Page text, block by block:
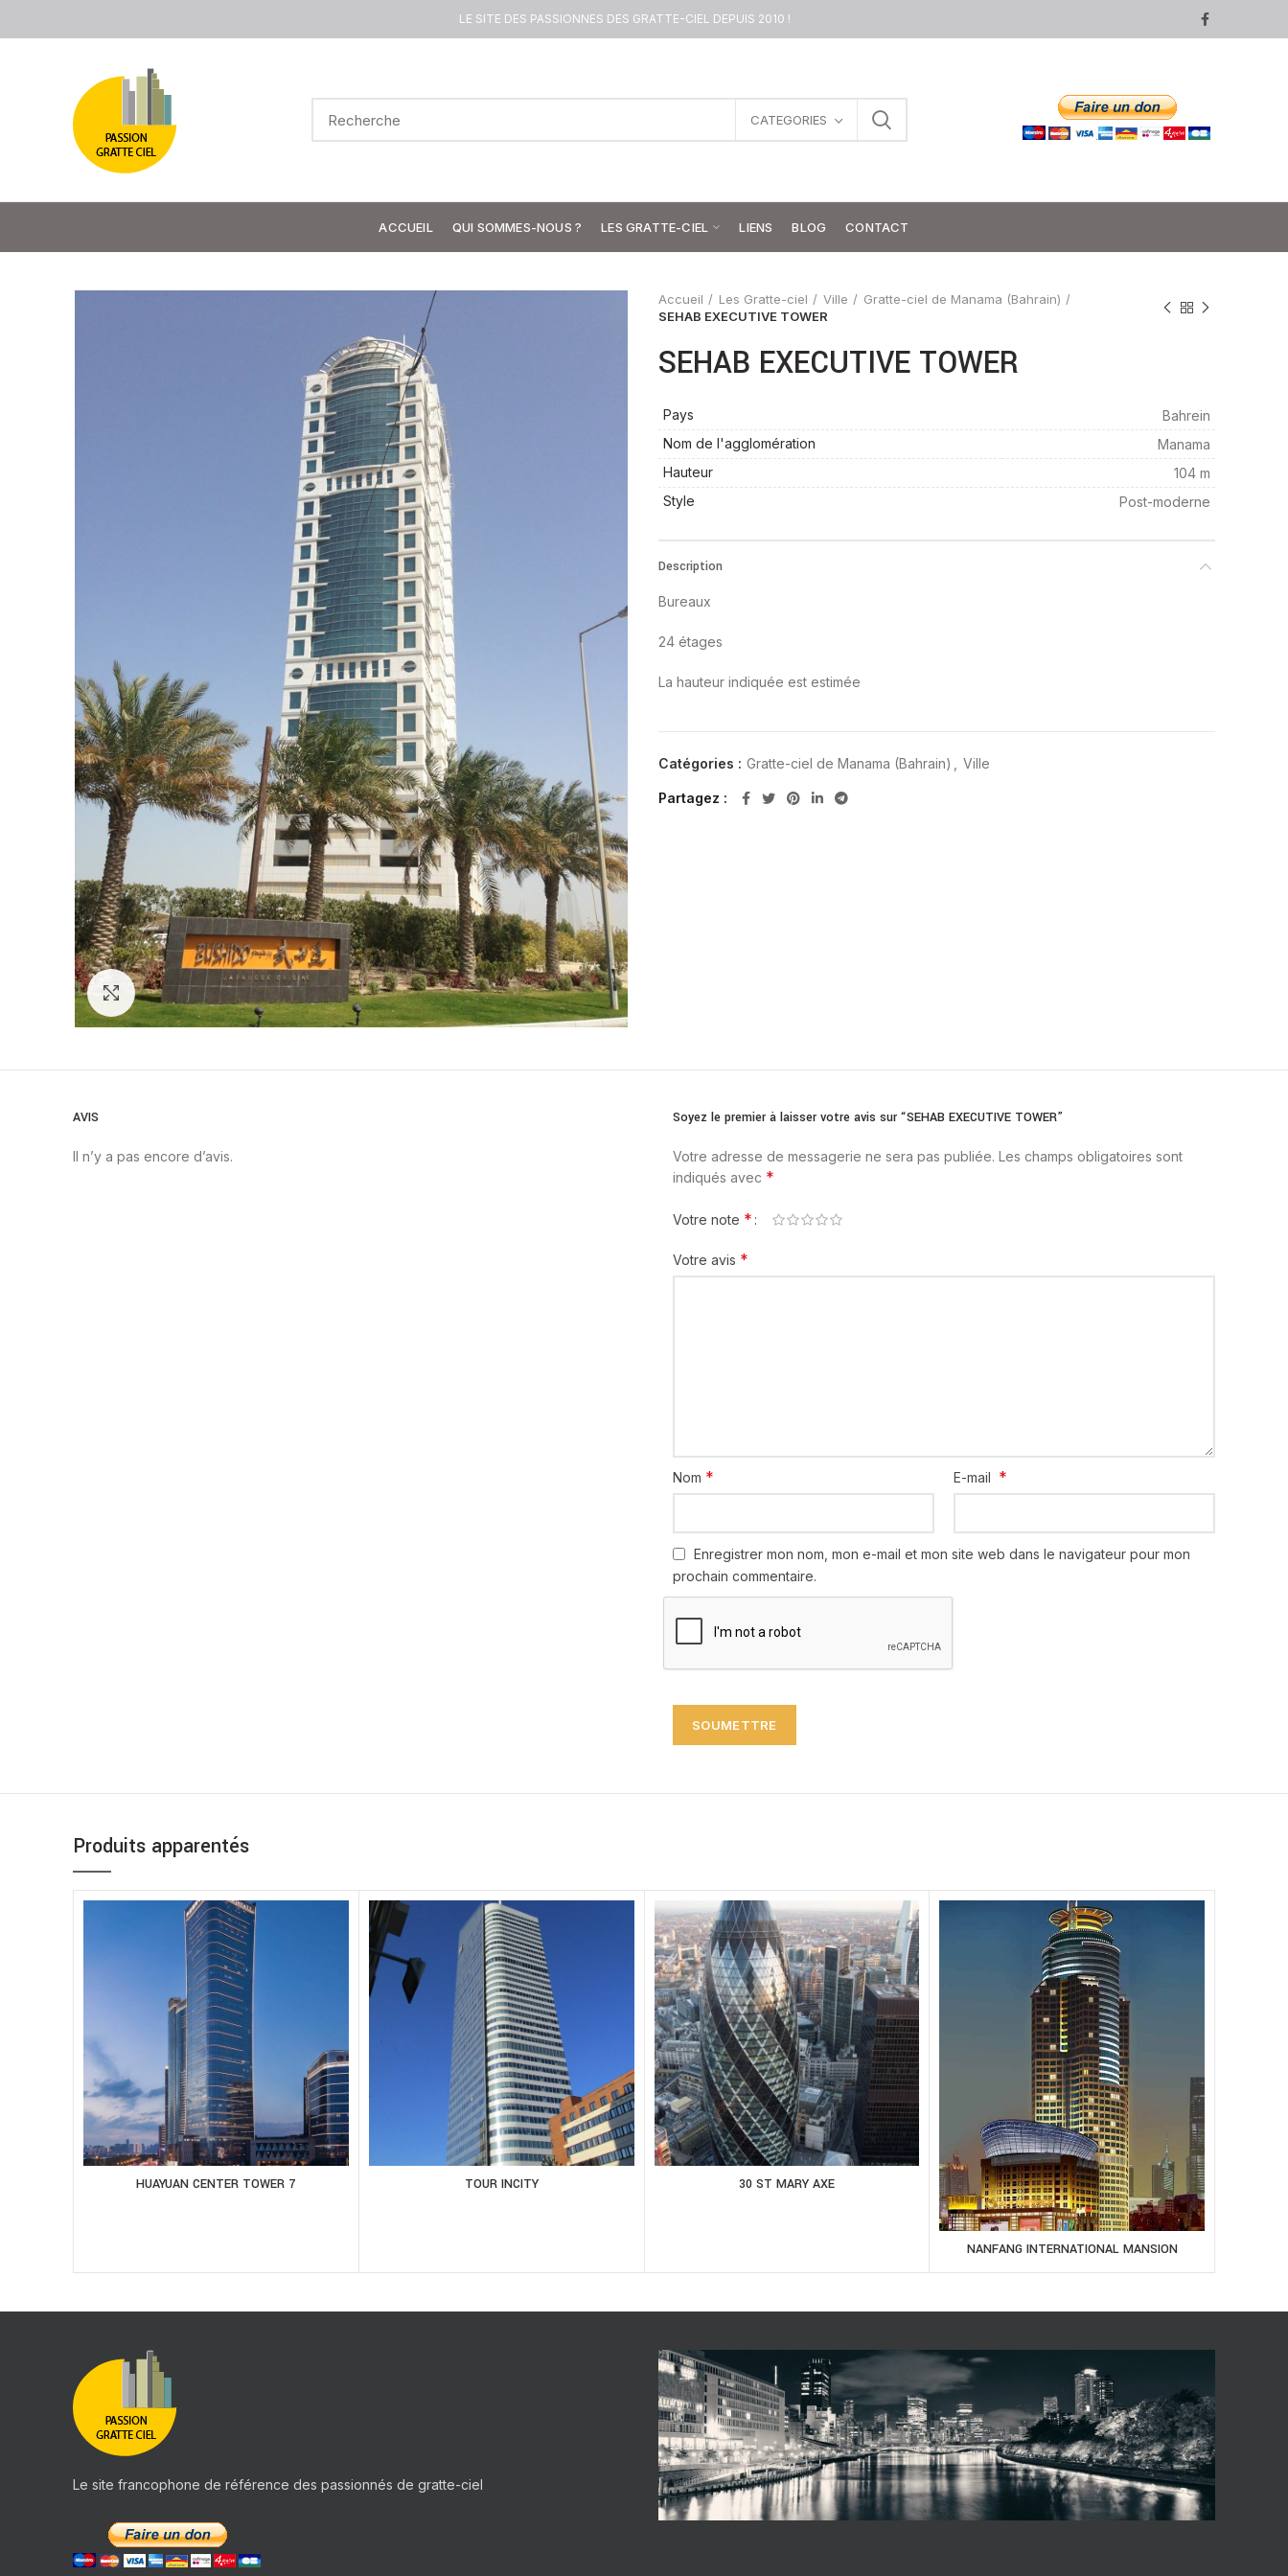
LE SITE DES PASSIONNES DES GRATTE-CIEL DEPUIS 2010 !
CATEGORIES
ACCUEIL QUI SOMMES-NOUS ? LES GRATTE-CIEL LIENS BLOG CONTACT
Zoom
Accueil Les Gratte-ciel Ville
Gratte-ciel de Manama (Bahrain)
SEHAB EXECUTIVE TOWER
SEHAB EXECUTIVE TOWER
Pays
Bahrein
Nom de l'agglomération
Manama
Hauteur
104 m
Style
Post-moderne
Description
Bureaux
24 étages
La hauteur indiquée est estimée
Catégories : Gratte-ciel de Manama (Bahrain) Ville
Partagez
AVIS
Il n’y a pas encore d’avis.
Soyez le premier à laisser votre avis sur “SEHAB EXECUTIVE TOWER”
Votre adresse de messagerie ne sera pas publiée. Les champs obligatoires sont
indiqués avec *
Votre note *
Votre avis *
Nom * E-mail *
Enregistrer mon nom, mon e-mail et mon site web dans le navigateur pour mon
prochain commentaire.
Produits apparentés
HUAYUAN CENTER TOWER 7 TOUR INCITY 30 ST MARY AXE
NANFANG INTERNATIONAL MANSION
Le site francophone de référence des passionnés de gratte-ciel